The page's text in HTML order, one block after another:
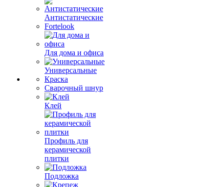
Антистатические
Fortelook
Для дома и офиса
Универсальные
Краска
Сварочный шнур
Клей
Профиль для
керамической
плитки
Подложка